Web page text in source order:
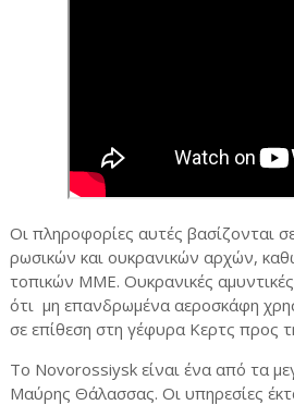
Οι πληροφορίες αυτές βασίζονται
ρωσικών και ουκρανικών αρχών,
τοπικών ΜΜΕ. Ουκρανικές
ότι μη επανδρωμένα αεροσκάφη
σε επίθεση στη γέφυρα Κερτς προς
Το Novorossiysk είναι ένα από τα
Μαύρης Θάλασσας. Οι υπηρεσίες